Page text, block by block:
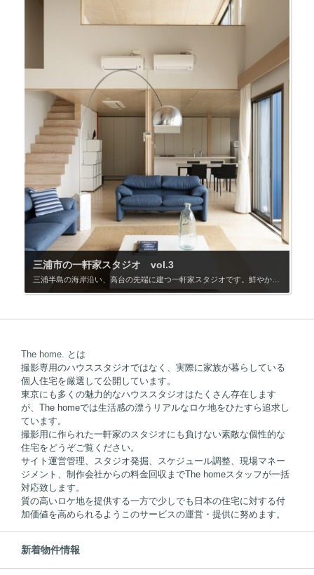
三浦市の一軒家スタジオ vol.3
The home. とは
撮影専用のハウススタジオではなく、実際に家族が暮らしている
個人住宅を厳選して公開しています。
東京にも多くの魅力的なハウススタジオはたくさん存在します
が、The homeでは生活感の漂うリアルなロケ地をひたすら追求し
ています。
撮影用に作られた一軒家のスタジオにも負けない素敵な個性的な
住宅をどうぞご覧ください。
サイト運営管理、スタジオ発掘、スケジュール調整、現場マネー
ジメント、制作会社からの料金回収までThe homeスタッフが一括
対応致します。
質の高いロケ地を提供する一方で少しでも日本の住宅に対する付
加価値を高められるようこのサービスの運営・提供に努めます。
新着物件情報